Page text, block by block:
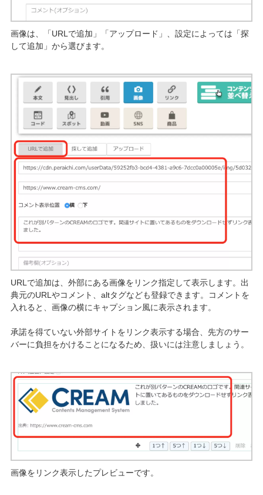
画像は、「URLで追加」「アップロード」、設定によっては「探
して追加」から選びます。
URLで追加は、外部にある画像をリンク指定して表示します。出
典元のURLやコメント、altタグなども登録できます。コメントを
入れると、画像の横にキャプション風に表示されます。
承諾を得ていない外部サイトをリンク表示する場合、先方のサー
バーに負担をかけることになるため、扱いには注意しましょう。
画像をリンク表示したプレビューです。